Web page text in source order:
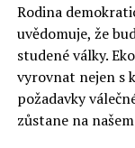
Rodina
uvědomuje, že
studené války.
vyrovnat nejen s
požadavky
zůstane na